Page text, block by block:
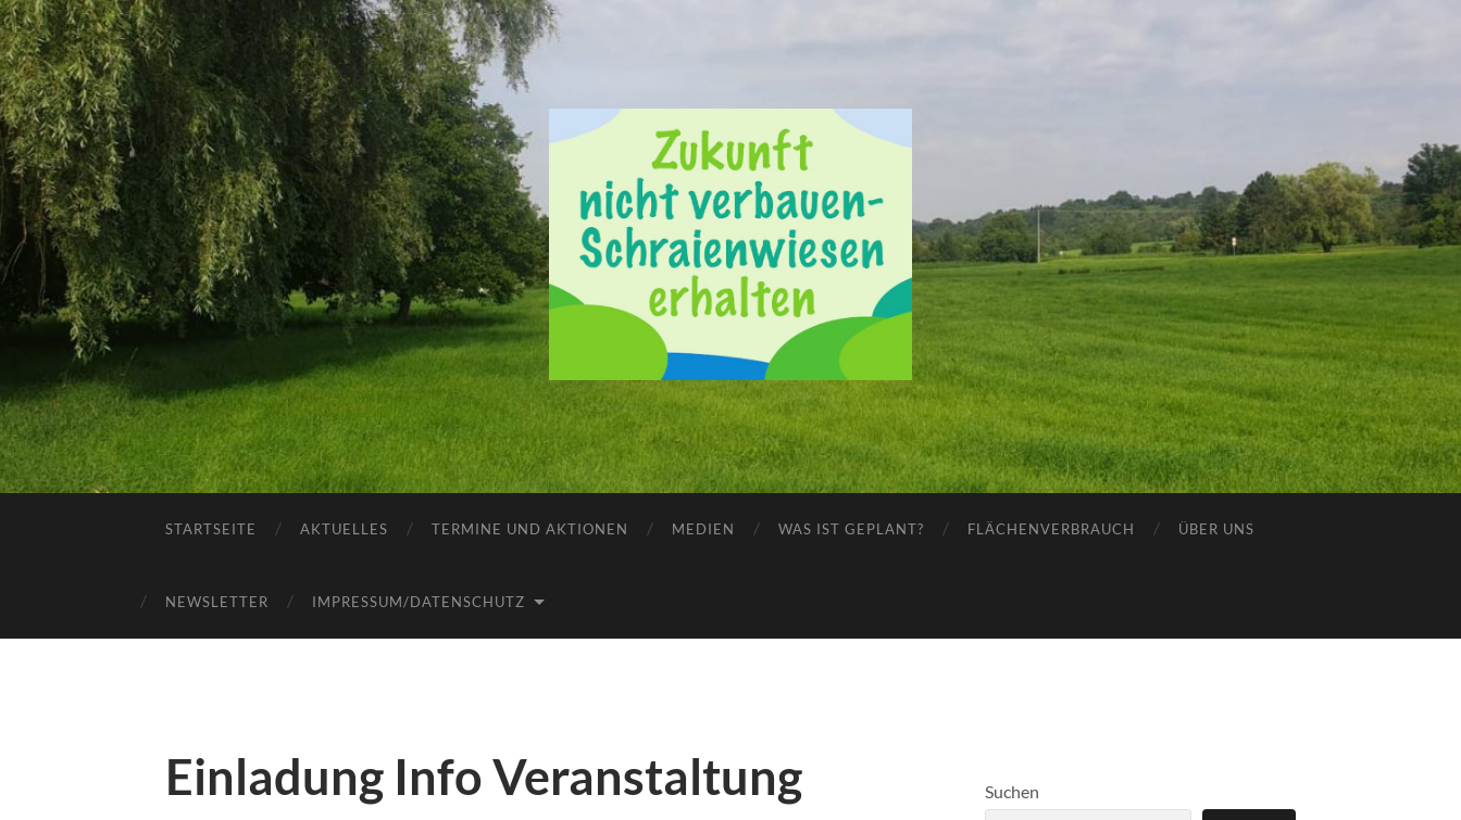
Schraienwiese
STARTSEITE AKTUELLES TERMINE UND AKTIONEN MEDIEN WAS IST GEPLANT? FLÄCHENVERBRAUCH ÜBER UNS
NEWSLETTER IMPRESSUM/DATENSCHUTZ
Einladung Info Veranstaltung Suchen